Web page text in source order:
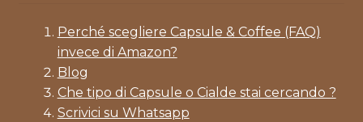
Perché scegliere Capsule & Coffee (FAQ)
invece di Amazon?
Blog
Che tipo di Capsule o Cialde stai cercando ?
Scrivici su Whatsapp